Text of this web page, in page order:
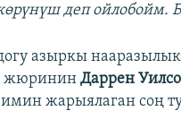
деп ойлобойм.
азыркы
жюринин Даррен
жарыялаган соң